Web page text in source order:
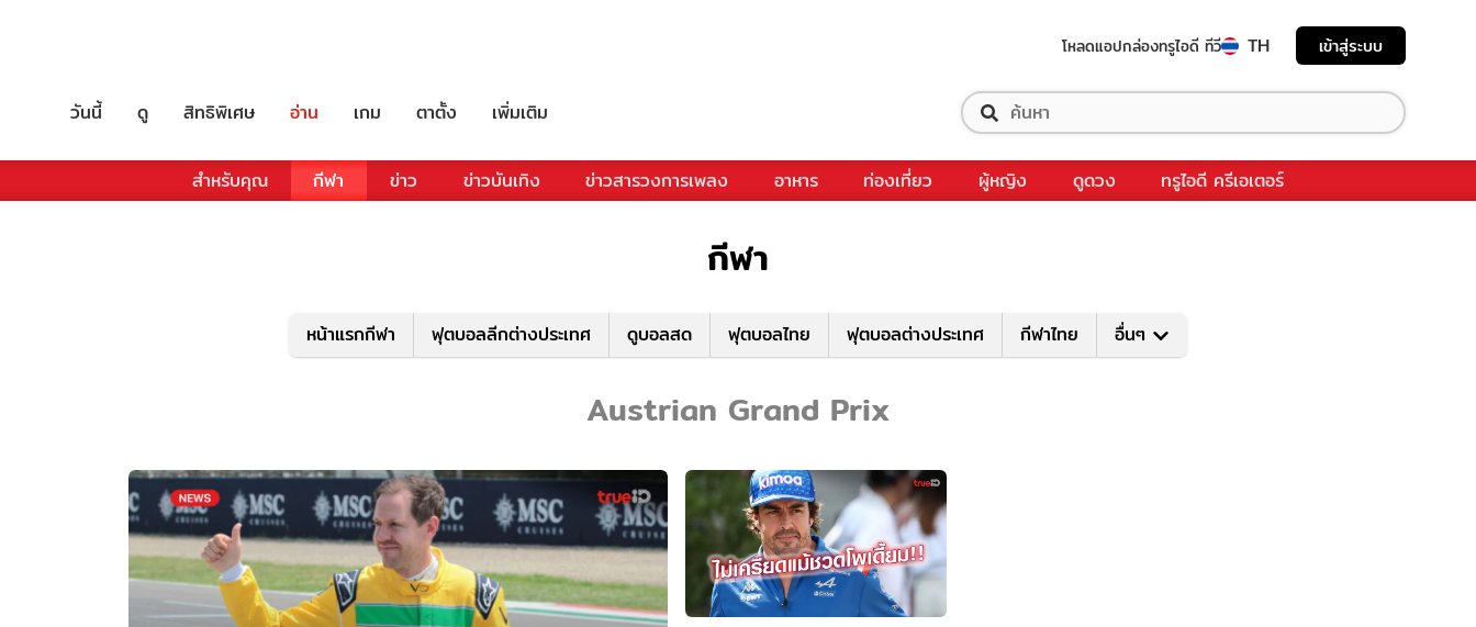
โหลดแอปกล่องทรูไอดี ทีวี TH เข้าสู่ระบบ
วันนี้ ดู สิทธิพิเศษ อ่าน เกม ตาตั้ง เพิ่มเติม
สำหรับคุณ กีฬา ข่าว ข่าวบันเทิง ข่าวสารวงการเพลง อาหาร ท่องเที่ยว ผู้หญิง ดูดวง ทรูไอดี ครีเอเตอร์
กีฬา
หน้าแรกกีฬา ฟุตบอลลีกต่างประเทศ ดูบอลสด ฟุตบอลไทย ฟุตบอลต่างประเทศ กีฬาไทย อื่นๆ
Austrian Grand Prix